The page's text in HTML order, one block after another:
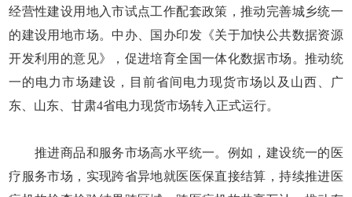
经营性建设用地入市试点工作配套政策，推动完善城乡统一
的建设用地市场。中办、国办印发《关于加快公共数据资源
开发利用的意见》，促进培育全国一体化数据市场。推动统
一的电力市场建设，目前省间电力现货市场以及山西、广
东、山东、甘肃4省电力现货市场转入正式运行。
推进商品和服务市场高水平统一。例如，建设统一的医
疗服务市场，实现跨省异地就医医保直接结算，持续推进医